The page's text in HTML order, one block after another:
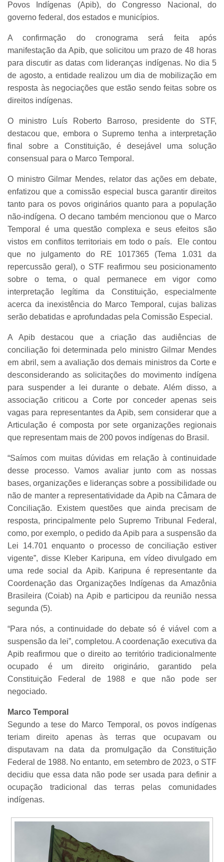
Povos Indígenas (Apib), do Congresso Nacional, do
governo federal, dos estados e municípios.
A confirmação do cronograma será feita após
manifestação da Apib, que solicitou um prazo de 48 horas
para discutir as datas com lideranças indígenas. No dia 5
de agosto, a entidade realizou um dia de mobilização em
resposta às negociações que estão sendo feitas sobre os
direitos indígenas.
O ministro Luís Roberto Barroso, presidente do STF,
destacou que, embora o Supremo tenha a interpretação
final sobre a Constituição, é desejável uma solução
consensual para o Marco Temporal.
O ministro Gilmar Mendes, relator das ações em debate,
enfatizou que a comissão especial busca garantir direitos
tanto para os povos originários quanto para a população
não-indígena. O decano também mencionou que o Marco
Temporal é uma questão complexa e seus efeitos são
vistos em conflitos territoriais em todo o país. Ele contou
que no julgamento do RE 1017365 (Tema 1.031 da
repercussão geral), o STF reafirmou seu posicionamento
sobre o tema, o qual permanece em vigor como
interpretação legítima da Constituição, especialmente
acerca da inexistência do Marco Temporal, cujas balizas
serão debatidas e aprofundadas pela Comissão Especial.
A Apib destacou que a criação das audiências de
conciliação foi determinada pelo ministro Gilmar Mendes
em abril, sem a avaliação dos demais ministros da Corte e
desconsiderando as solicitações do movimento indígena
para suspender a lei durante o debate. Além disso, a
associação criticou a Corte por conceder apenas seis
vagas para representantes da Apib, sem considerar que a
Articulação é composta por sete organizações regionais
que representam mais de 200 povos indígenas do Brasil.
“Saímos com muitas dúvidas em relação à continuidade
desse processo. Vamos avaliar junto com as nossas
bases, organizações e lideranças sobre a possibilidade ou
não de manter a representatividade da Apib na Câmara de
Conciliação. Existem questões que ainda precisam de
resposta, principalmente pelo Supremo Tribunal Federal,
como, por exemplo, o pedido da Apib para a suspensão da
Lei 14.701 enquanto o processo de conciliação estiver
vigente”, disse Kleber Karipuna, em vídeo divulgado em
uma rede social da Apib. Karipuna é representante da
Coordenação das Organizações Indígenas da Amazônia
Brasileira (Coiab) na Apib e participou da reunião nessa
segunda (5).
“Para nós, a continuidade do debate só é viável com a
suspensão da lei”, completou. A coordenação executiva da
Apib reafirmou que o direito ao território tradicionalmente
ocupado é um direito originário, garantido pela
Constituição Federal de 1988 e que não pode ser
negociado.
Marco Temporal
Segundo a tese do Marco Temporal, os povos indígenas
teriam direito apenas às terras que ocupavam ou
disputavam na data da promulgação da Constituição
Federal de 1988. No entanto, em setembro de 2023, o STF
decidiu que essa data não pode ser usada para definir a
ocupação tradicional das terras pelas comunidades
indígenas.